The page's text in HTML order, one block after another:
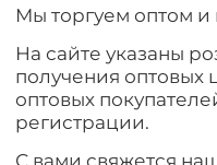
Характеристики
Статус карточки
Нужна правка
Мы торгуем оптом и
На сайте указаны
получения оптовых
оптовых
регистрации.